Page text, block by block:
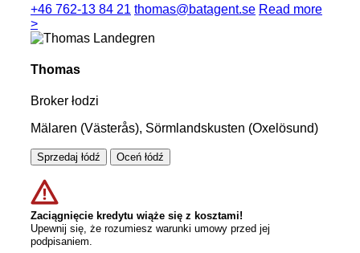
+46 762-13 84 21 thomas@batagent.se Read more
>
Thomas
Broker łodzi
Mälaren (Västerås), Sörmlandskusten (Oxelösund)
Sprzedaj łódź Oceń łódź
Zaciągnięcie kredytu wiąże się z kosztami!
Upewnij się, że rozumiesz warunki umowy przed jej
podpisaniem.